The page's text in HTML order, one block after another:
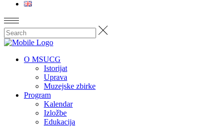
O MSUCG
Istorijat
Uprava
Muzejske zbirke
Program
Kalendar
Izložbe
Edukacija